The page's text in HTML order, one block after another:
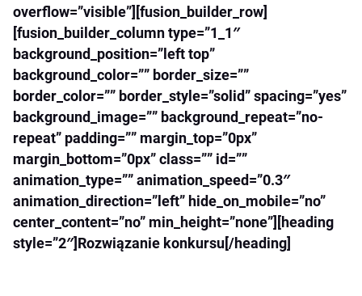
overflow=”visible”][fusion_builder_row]
[fusion_builder_column type=”1_1″
background_position=”left top”
background_color=”” border_size=””
border_color=”” border_style=”solid” spacing=”yes”
background_image=”” background_repeat=”no-
repeat” padding=”” margin_top=”0px”
margin_bottom=”0px” class=”” id=””
animation_type=”” animation_speed=”0.3″
animation_direction=”left” hide_on_mobile=”no”
center_content=”no” min_height=”none”][heading
style=”2″]Rozwiązanie konkursu[/heading]